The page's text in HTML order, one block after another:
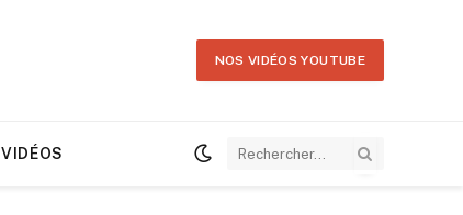
NOS VIDÉOS YOUTUBE
VIDÉOS